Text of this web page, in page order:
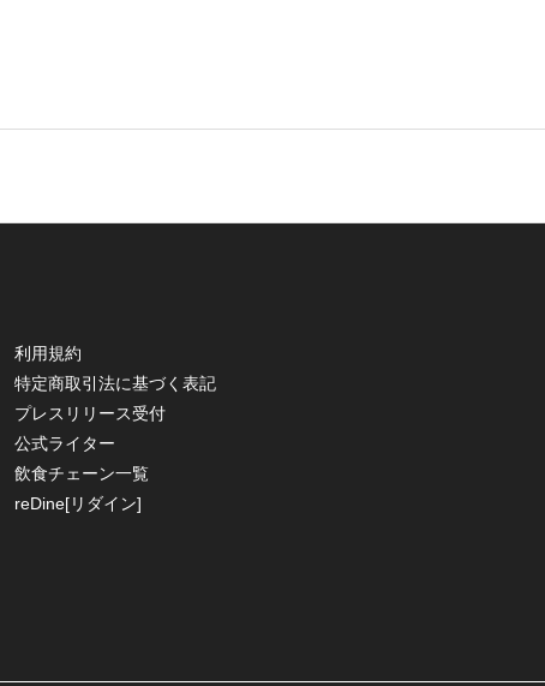
利用規約
特定商取引法に基づく表記
プレスリリース受付
公式ライター
飲食チェーン一覧
reDine[リダイン]